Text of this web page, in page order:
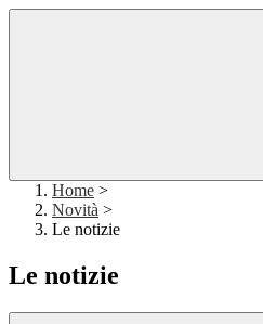
Home >
Novità >
Le notizie
Le notizie